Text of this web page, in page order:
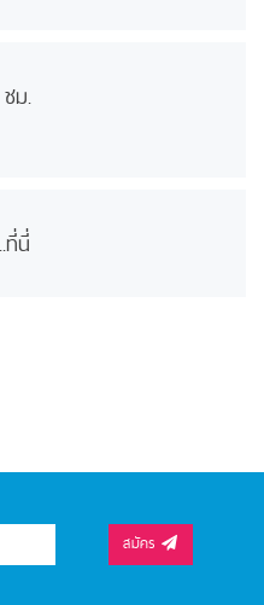
ม.
ที่นี่
สมัคร